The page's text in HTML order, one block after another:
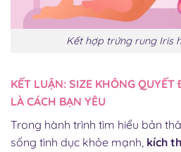
Kết hợp trứng rung Iris
KẾT LUẬN: SIZE KHÔNG
LÀ CÁCH BẠN YÊU
Trong hành trình tìm hiểu bản
sống tình dục khỏe mạnh, kích